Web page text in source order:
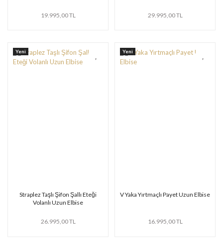
19.995,00 TL 29.995,00 TL
Yeni
Straplez Taşlı Şifon Şallı Eteği
Volanlı Uzun Elbise
26.995,00 TL
Yeni
V Yaka Yırtmaçlı Payet Uzun Elbise
16.995,00 TL